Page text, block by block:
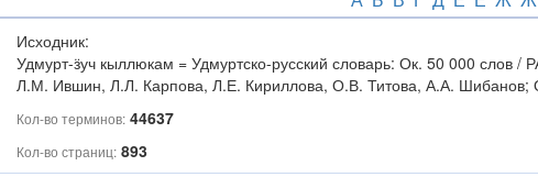
Исходник:
Удмурт-ӟуч кыллюкам = Удмуртско-русский словарь: Ок. 50 000
Л.М. Ившин, Л.Л. Карпова, Л.Е. Кириллова, О.В. Титова, А.А. Шибанов;
Кол-во терминов: 44637
Кол-во страниц: 893